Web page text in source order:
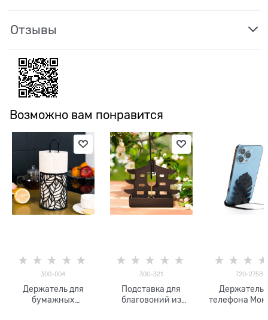
Отзывы
Возможно вам понравится
300-004
Держатель для
бумажных
300-321
Подставка для
благовоний из
720-275B
Держатель
телефона